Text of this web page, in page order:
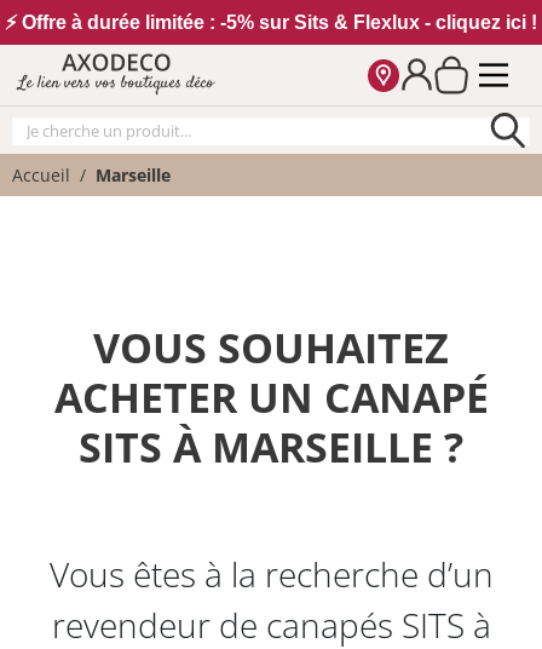
⚡ Offre à durée limitée : -5% sur Sits & Flexlux - cliquez ici !
Le lien vers vos boutiques déco
Accueil Marseille
VOUS SOUHAITEZ
ACHETER UN CANAPÉ
SITS À MARSEILLE ?
Vous êtes à la recherche d’un
revendeur de canapés SITS à
Vos paramètres cookies